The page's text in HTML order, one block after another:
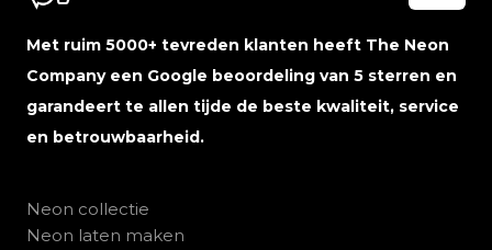
Met ruim 5000+ tevreden klanten heeft The Neon
Company een Google beoordeling van 5 sterren en
garandeert te allen tijde de beste kwaliteit, service
en betrouwbaarheid.
Neon collectie
Neon laten maken